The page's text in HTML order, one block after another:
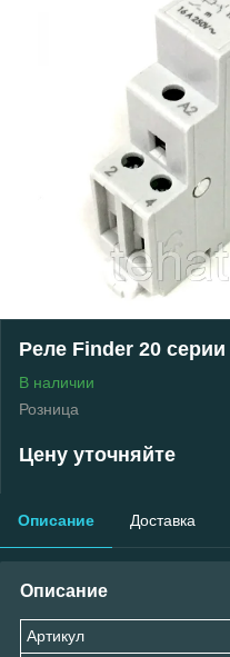
Реле Finder 20 серии
В наличии
Розница
Цену уточняйте
Описание Доставка
Описание
Артикул